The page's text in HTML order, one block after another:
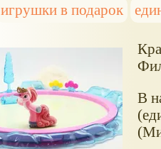
игрушки в подарок
В